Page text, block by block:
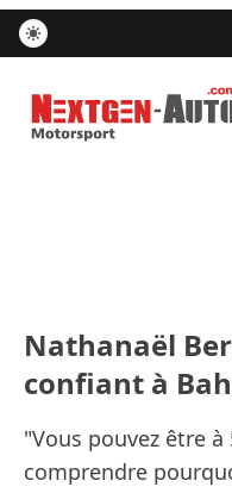
Nextgen-Auto.com
Nathanaël
confiant à
"Vous pouvez être
comprendre